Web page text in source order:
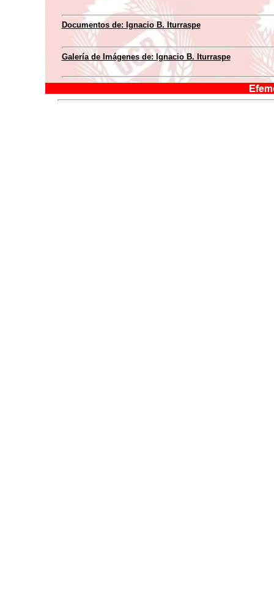
Documentos de: Ignacio B. Iturraspe
Galería de Imágenes de: Ignacio B. Iturraspe